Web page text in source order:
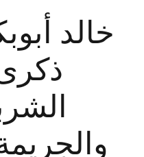
خالد